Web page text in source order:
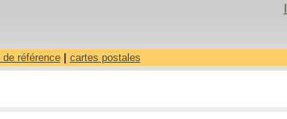
référence| cartes postales